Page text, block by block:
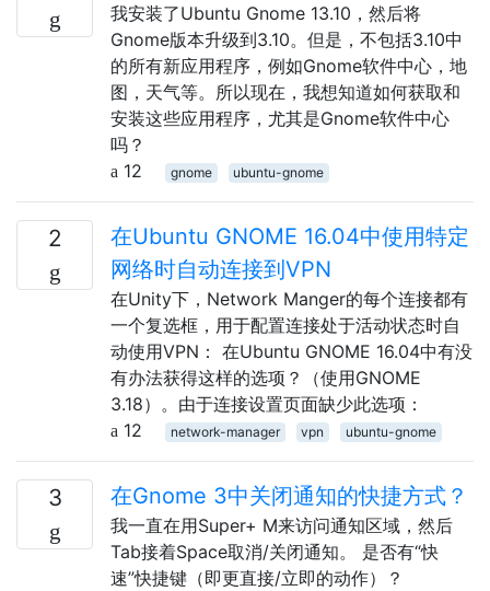
我安装了Ubuntu Gnome 13.10，然后将
Gnome版本升级到3.10。但是，不包括3.10中
的所有新应用程序，例如Gnome软件中心，地
图，天气等。所以现在，我想知道如何获取和
安装这些应用程序，尤其是Gnome软件中心
吗？
12
gnome ubuntu-gnome
2
在Ubuntu GNOME 16.04中使用特定
网络时自动连接到VPN
在Unity下，Network Manger的每个连接都有
一个复选框，用于配置连接处于活动状态时自
动使用VPN： 在Ubuntu GNOME 16.04中有没
有办法获得这样的选项？（使用GNOME
3.18）。由于连接设置页面缺少此选项：
12
network-manager vpn ubuntu-gnome
3 在Gnome 3中关闭通知的快捷方式？
我一直在用Super+ M来访问通知区域，然后
Tab接着Space取消/关闭通知。 是否有“快
速”快捷键（即更直接/立即的动作）？